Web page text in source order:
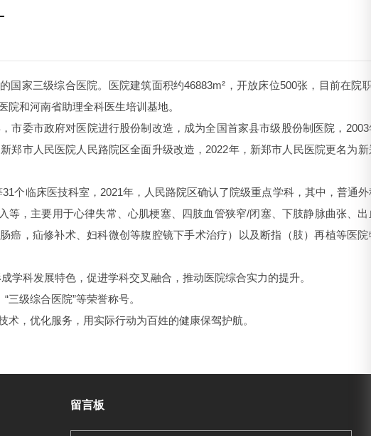
家三级综合医院。医院建筑面积约46883m²，开放床位500张，目前在院
和河南省助理全科医生培训基地。
市委市政府对医院进行股份制改造，成为全国首家县市级股份制医院，
郑市人民医院人民路院区全面升级改造，2022年，新郑市人民医院更名为
个临床医技科室，2021年，人民路院区确认了院级重点学科，其中，普通
，主要用于心律失常、心肌梗塞、四肢血管狭窄/闭塞、下肢静脉曲张、出
，疝修补术、妇科微创等腹腔镜下手术治疗）以及断指（肢）再植等医院
科发展特色，促进学科交叉融合，推动医院综合实力的提升。
三级综合医院”等荣誉称号。
，优化服务，用实际行动为百姓的健康保驾护航。
留言板